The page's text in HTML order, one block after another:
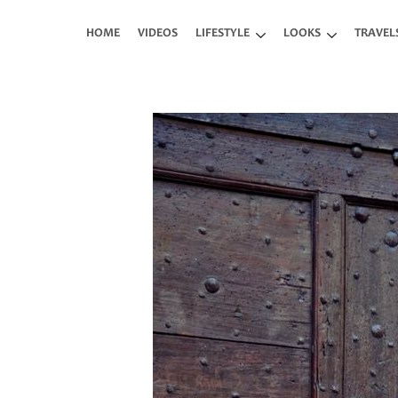
HOME VIDEOS LIFESTYLE LOOKS